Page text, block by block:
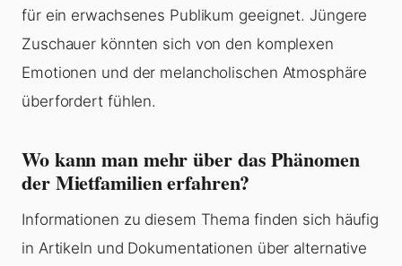
für ein erwachsenes Publikum geeignet. Jüngere
Zuschauer könnten sich von den komplexen
Emotionen und der melancholischen Atmosphäre
überfordert fühlen.
Wo kann man mehr über das Phänomen
der Mietfamilien erfahren?
Informationen zu diesem Thema finden sich häufig
in Artikeln und Dokumentationen über alternative